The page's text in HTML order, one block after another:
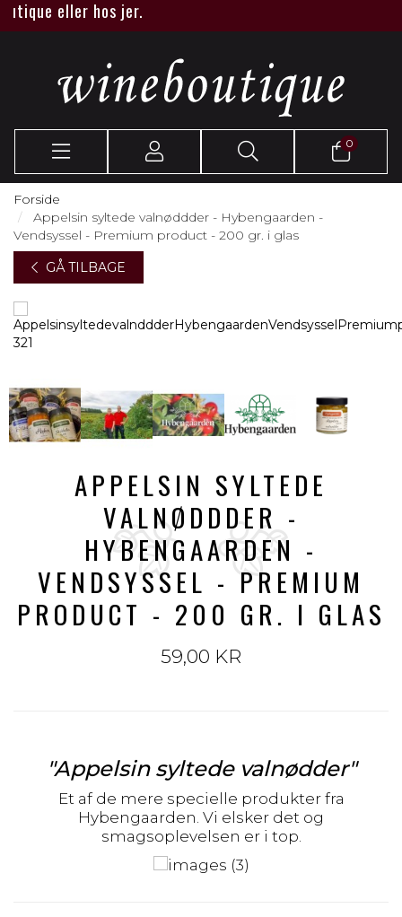
eller hos jer.
0
Forside
Appelsin syltede valnøddder - Hybengaarden -
Vendsyssel - Premium product - 200 gr. i glas
GÅ TILBAGE
APPELSIN SYLTEDE
VALNØDDDER -
HYBENGAARDEN -
VENDSYSSEL - PREMIUM
PRODUCT - 200 GR. I GLAS
59,00 KR
"Appelsin syltede valnødder"
Et af de mere specielle produkter fra
Hybengaarden. Vi elsker det og
smagsoplevelsen er i top.